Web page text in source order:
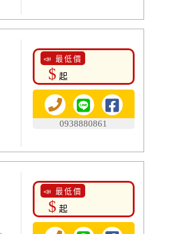
📣 最低價
$ 起
0938880861
📣 最低價
$ 起